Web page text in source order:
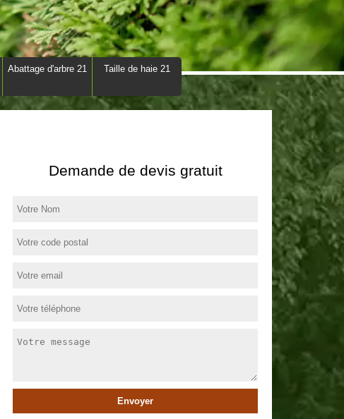
Abattage d'arbre 21 Taille de haie 21
Demande de devis gratuit